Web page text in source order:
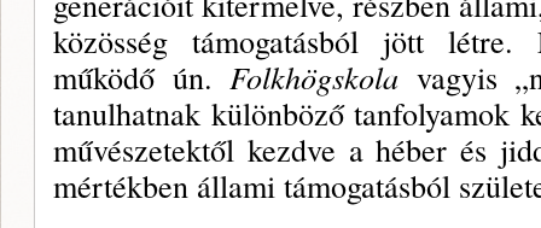
közösség támogatásból jött létre.
működő ún. Folkhögskola vagyis
tanulhatnak különböző tanfolyamok
művészetektől kezdve a héber és
mértékben állami támogatásból